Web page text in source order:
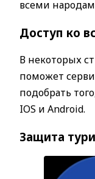
всеми
Доступ ко
В некоторых
поможет
подобрать
IOS и Android.
Защита